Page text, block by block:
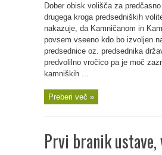
Dober obisk volišča za
drugega kroga predsedniških
nakazuje, da Kamničanom in
povsem vseeno kdo bo izvoljen
predsednice oz. predsednika
predvolilno vročico pa je moč
kamniških ...
Preberi več »
Prvi branik ustave,